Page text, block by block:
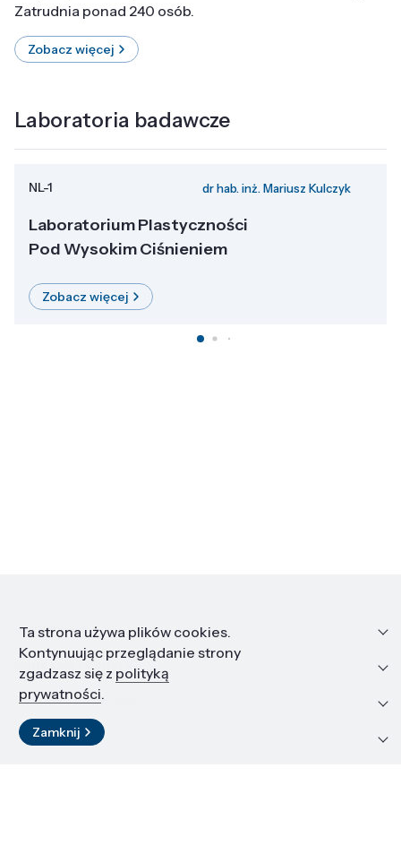
Zatrudnia ponad 240 osób.
Zobacz więcej
Laboratoria badawcze
NL-1 dr hab. inż. Mariusz Kulczyk
Laboratorium Plastyczności
Pod Wysokim Ciśnieniem
Zobacz więcej
Informacje
Edukacja i kariera
Zasoby i materiały
Kontakt
Ta strona używa plików cookies.
Kontynuując przeglądanie strony
zgadzasz się z polityką
prywatności.
Zamknij